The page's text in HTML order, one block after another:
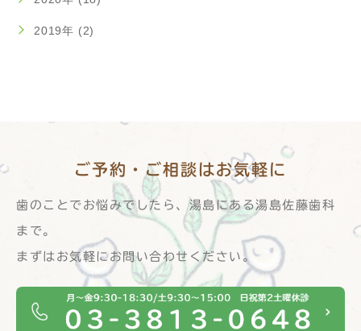
2019年 (2)
ご予約・ご相談は お気軽に
歯のことでお悩みでしたら、湯島にある湯島佐藤歯科
まで。
まずはお気軽にお問い合わせください。